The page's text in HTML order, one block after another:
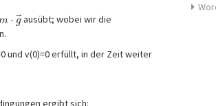
⋅ g ⃗ausübt; wobei wir die
und v(0)=0 erfüllt, in der Zeit weiter